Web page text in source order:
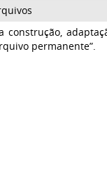
construção,
permanente”.